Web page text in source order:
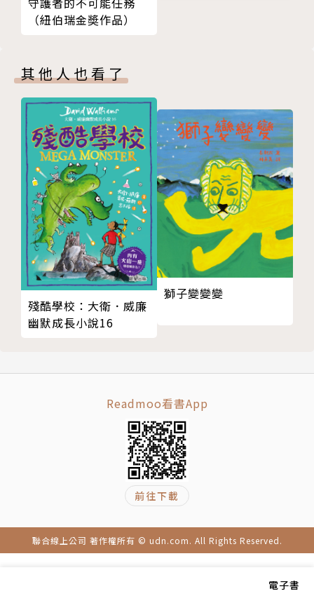
電子書
（紐伯瑞金奬作品）
其他人也看了
殘酷學校：大衛．威廉
幽默成長小說16
獅子變變變
Readmoo看書App
前往下載
聯合線上公司 著作權所有 © udn.com. All Rights Reserved.